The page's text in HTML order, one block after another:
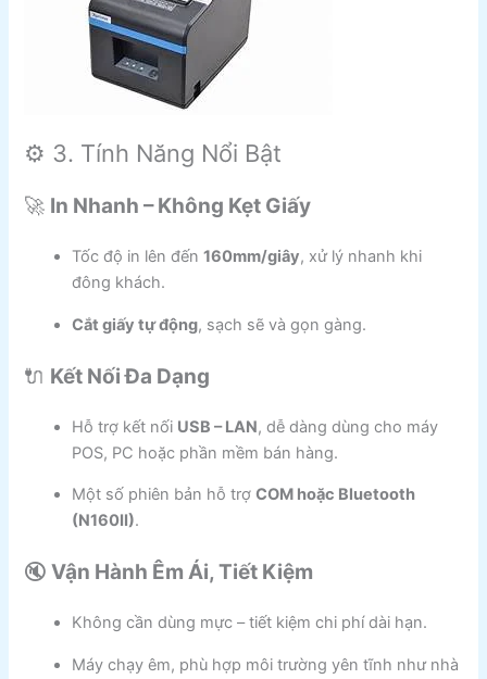
⚙️ 3. Tính Năng Nổi Bật
🚀 In Nhanh – Không Kẹt Giấy
Tốc độ in lên đến160mm/giây, xử lý nhanh khi
đông khách.
Cắt giấy tự động, sạch sẽ và gọn gàng.
🔌 Kết Nối Đa Dạng
Hỗ trợ kết nối USB – LAN, dễ dàng dùng cho máy
POS, PC hoặc phần mềm bán hàng.
Một số phiên bản hỗ trợCOM hoặc Bluetooth
(N160II).
🔇Vận Hành Êm Ái, Tiết Kiệm
Không cần dùng mực – tiết kiệm chi phí dài hạn.
Máy chạy êm, phù hợp môi trường yên tĩnh như nhà